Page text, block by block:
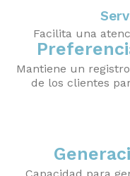
Facilita una
Mantiene un
de los clientes